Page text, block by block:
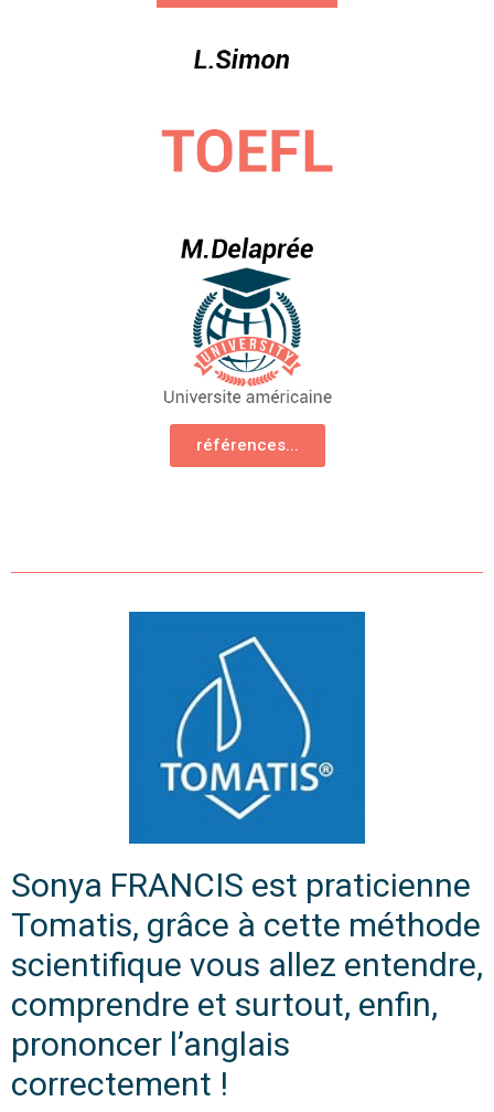
références...
Sonya FRANCIS est praticienne
Tomatis, grâce à cette méthode
scientifique vous allez entendre,
comprendre et surtout, enfin,
prononcer l’anglais
correctement !